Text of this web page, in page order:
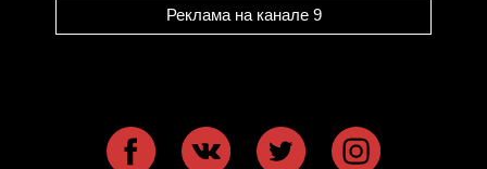
Реклама на канале 9